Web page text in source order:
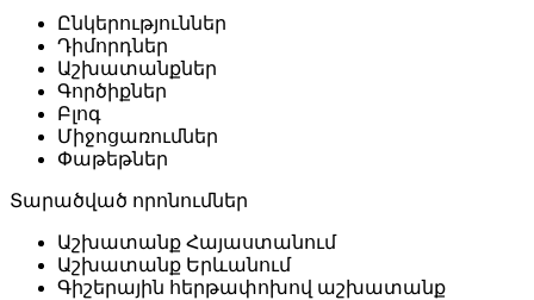
Ընկերություններ
Դիմորդներ
Աշխատանքներ
Գործիքներ
Բլոգ
Միջոցառումներ
Փաթեթներ
Տարածված որոնումներ
Աշխատանք Հայաստանում
Աշխատանք Երևանում
Գիշերային հերթափոխով աշխատանք